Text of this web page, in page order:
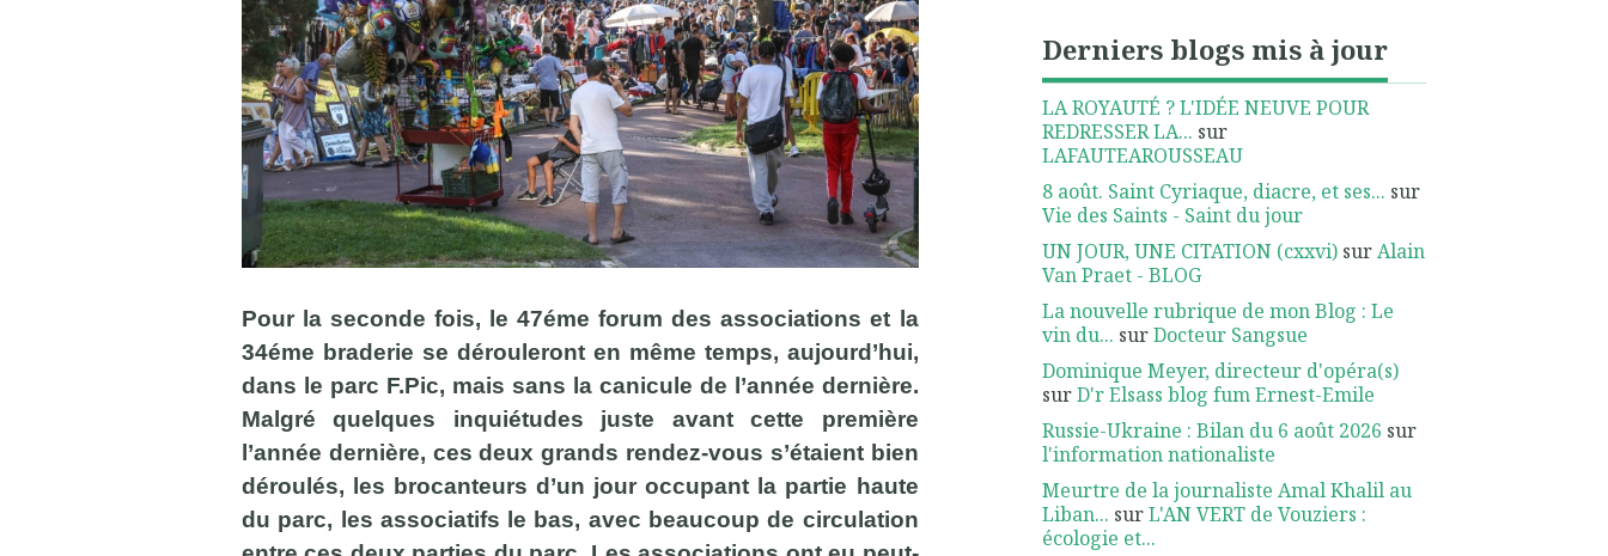
Pour la seconde fois, le 47éme forum des associations et la
34éme braderie se dérouleront en même temps, aujourd’hui,
dans le parc F.Pic, mais sans la canicule de l’année dernière.
Malgré quelques inquiétudes juste avant cette première
l’année dernière, ces deux grands rendez-vous s’étaient bien
déroulés, les brocanteurs d’un jour occupant la partie haute
du parc, les associatifs le bas, avec beaucoup de circulation
Derniers blogs mis à jour
LA ROYAUTÉ ? L'IDÉE NEUVE POUR
REDRESSER LA... sur
LAFAUTEAROUSSEAU
8 août. Saint Cyriaque, diacre, et ses... sur
Vie des Saints - Saint du jour
UN JOUR, UNE CITATION (cxxvi)surAlain
Van Praet - BLOG
La nouvelle rubrique de mon Blog : Le
vin du... surDocteur Sangsue
Dominique Meyer, directeur d'opéra(s)
surD'r Elsass blog fum Ernest-Emile
Russie-Ukraine : Bilan du 6 août 2026 sur
l'information nationaliste
Meurtre de la journaliste Amal Khalil au
Liban... surL'AN VERT de Vouziers :
écologie et...